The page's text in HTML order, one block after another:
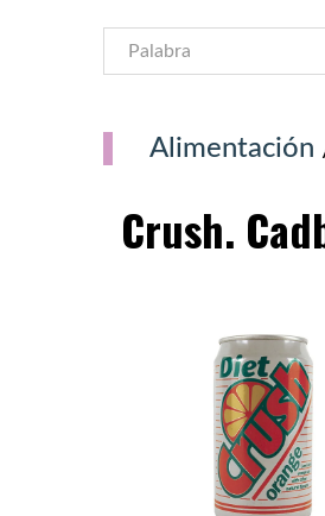
Alimentación
Crush.